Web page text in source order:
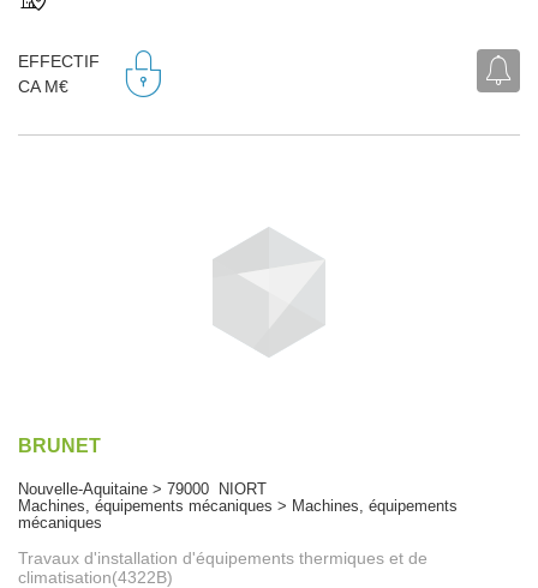
EFFECTIF
CA M€
BRUNET
Nouvelle-Aquitaine > 79000 NIORT
Machines, équipements mécaniques > Machines, équipements
mécaniques
Travaux d'installation d'équipements thermiques et de
climatisation(4322B)